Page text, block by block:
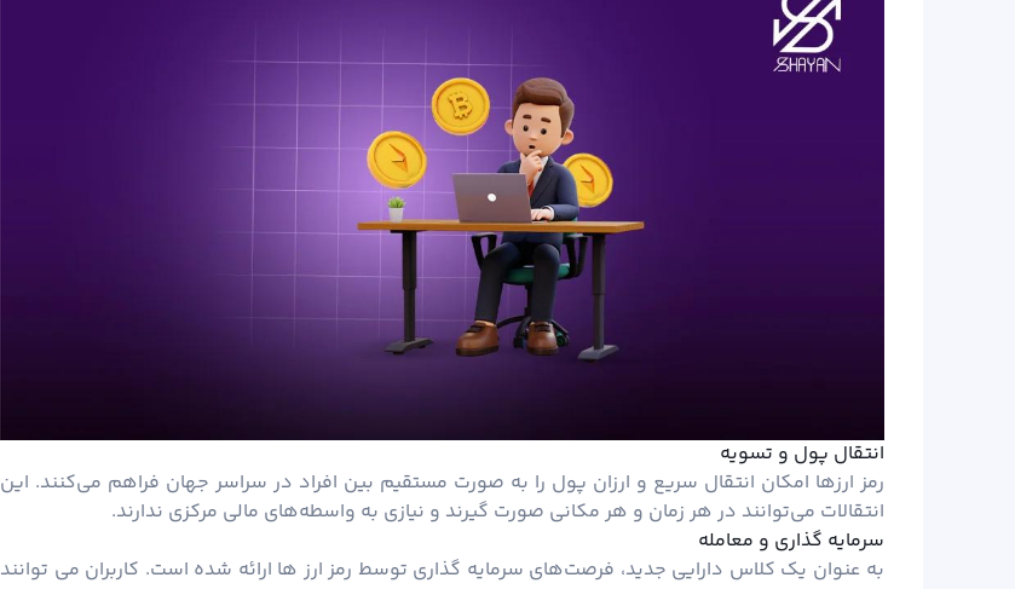
انتقال پول و تسویه
رمز ارزها امکان انتقال سریع و ارزان پول را به صورت مستقیم بین افراد در سراسر جهان فراهم می‌کنند. این
انتقالات می‌توانند در هر زمان و هر مکانی صورت گیرند و نیازی به واسطه‌های مالی مرکزی ندارند.
سرمایه گذاری و معامله
به عنوان یک کلاس دارایی جدید، فرصت‌های سرمایه گذاری توسط رمز ارز ها ارائه شده است. کاربران می توانند